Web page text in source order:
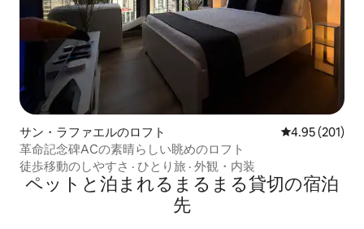
サン・ラファエルのロフト レビュー201
4.95 (201)
革命記念碑ACの素晴らしい眺めのロフト
徒歩移動のしやすさ · ひとり旅 · 外観・内装
ペットと泊まれるまるまる貸切の宿泊
先